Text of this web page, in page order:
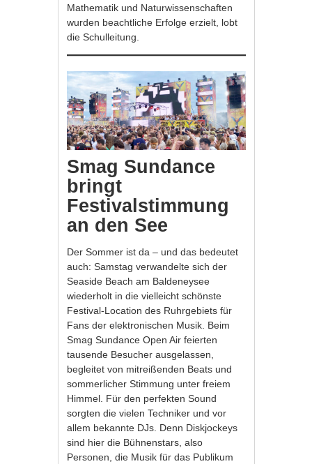
Mathematik und Naturwissenschaften
wurden beachtliche Erfolge erzielt, lobt
die Schulleitung.
Smag Sundance
bringt
Festivalstimmung
an den See
Der Sommer ist da – und das bedeutet
auch: Samstag verwandelte sich der
Seaside Beach am Baldeneysee
wiederholt in die vielleicht schönste
Festival-Location des Ruhrgebiets für
Fans der elektronischen Musik. Beim
Smag Sundance Open Air feierten
tausende Besucher ausgelassen,
begleitet von mitreißenden Beats und
sommerlicher Stimmung unter freiem
Himmel. Für den perfekten Sound
sorgten die vielen Techniker und vor
allem bekannte DJs. Denn Diskjockeys
sind hier die Bühnenstars, also
Personen, die Musik für das Publikum